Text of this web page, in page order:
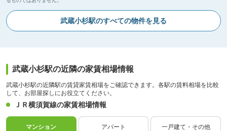
武蔵小杉駅のすべての物件を見る
武蔵小杉駅の近隣の家賃相場情報
武蔵小杉駅の近隣駅の賃貸家賃相場をご確認できます。各駅の賃料相場を比較
して、お部屋探しにお役立てください。
ＪＲ横須賀線の家賃相場情報
マンション アパート 一戸建て・その他